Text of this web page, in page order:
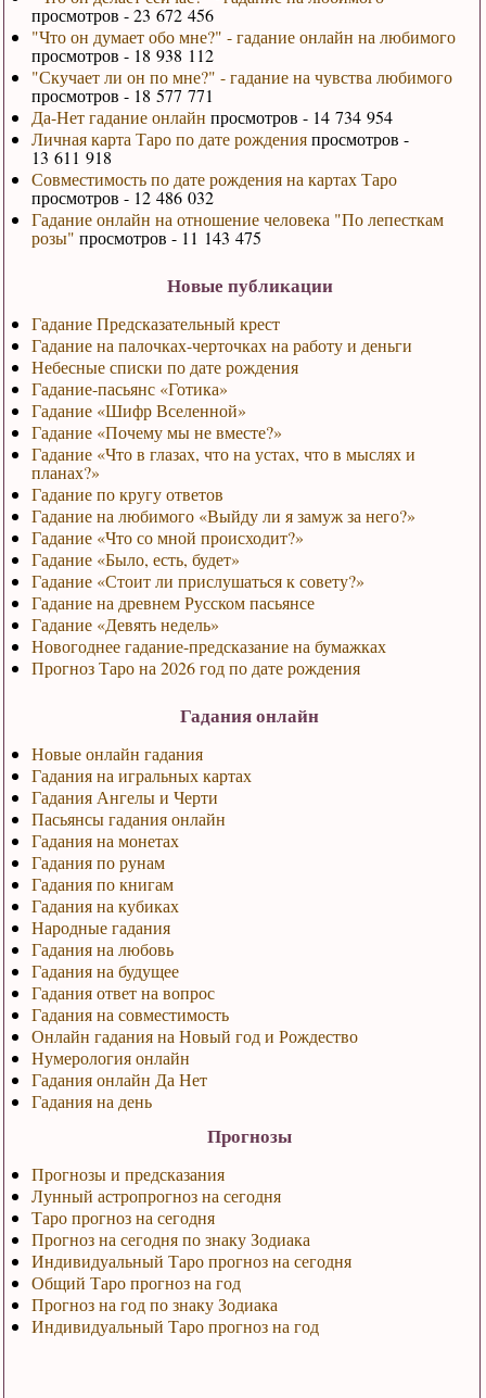
просмотров - 23 672 456
"Что он думает обо мне?" - гадание онлайн на любимого
просмотров - 18 938 112
"Скучает ли он по мне?" - гадание на чувства любимого
просмотров - 18 577 771
Да-Нет гадание онлайн просмотров - 14 734 954
Личная карта Таро по дате рожденияпросмотров -
13 611 918
Совместимость по дате рождения на картах Таро
просмотров - 12 486 032
Гадание онлайн на отношение человека "По лепесткам
розы" просмотров - 11 143 475
Новые публикации
Гадание Предсказательный крест
Гадание на палочках-черточках на работу и деньги
Небесные списки по дате рождения
Гадание-пасьянс «Готика»
Гадание «Шифр Вселенной»
Гадание «Почему мы не вместе?»
Гадание «Что в глазах, что на устах, что в мыслях и
планах?»
Гадание по кругу ответов
Гадание на любимого «Выйду ли я замуж за него?»
Гадание «Что со мной происходит?»
Гадание «Было, есть, будет»
Гадание «Стоит ли прислушаться к совету?»
Гадание на древнем Русском пасьянсе
Гадание «Девять недель»
Новогоднее гадание-предсказание на бумажках
Прогноз Таро на 2026 год по дате рождения
Гадания онлайн
Новые онлайн гадания
Гадания на игральных картах
Гадания Ангелы и Черти
Пасьянсы гадания онлайн
Гадания на монетах
Гадания по рунам
Гадания по книгам
Гадания на кубиках
Народные гадания
Гадания на любовь
Гадания на будущее
Гадания ответ на вопрос
Гадания на совместимость
Онлайн гадания на Новый год и Рождество
Нумерология онлайн
Гадания онлайн Да Нет
Гадания на день
Прогнозы
Прогнозы и предсказания
Лунный астропрогноз на сегодня
Таро прогноз на сегодня
Прогноз на сегодня по знаку Зодиака
Индивидуальный Таро прогноз на сегодня
Общий Таро прогноз на год
Прогноз на год по знаку Зодиака
Индивидуальный Таро прогноз на год